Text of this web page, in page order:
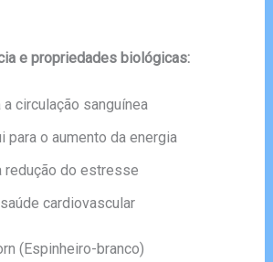
e propriedades biológicas:
a circulação sanguínea
para o aumento da energia
redução do estresse
cardiovascular
(Espinheiro-branco)